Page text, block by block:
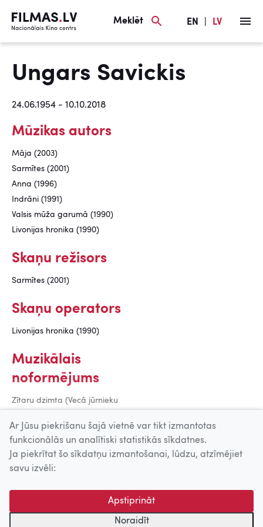
Meklēt EN LV
Ungars Savickis
24.06.1954 - 10.10.2018
Mūzikas autors
Māja (2003)
Sarmītes (2001)
Anna (1996)
Indrāni (1991)
Valsis mūža garumā (1990)
Livonijas hronika (1990)
Skaņu režisors
Sarmītes (2001)
Skaņu operators
Livonijas hronika (1990)
Muzikālais
noformējums
Zītaru dzimta (Vecā jūrnieku
Uz augšu
© 2026 Nacionālais Kino centrs, Kultūras informācijas sistēmu
centrs. Sadarbības partneris: Latvijas Valsts
kinofotofonodokumentu arhīvs.
Ar Jūsu piekrišanu šajā vietnē var tikt izmantotas
funkcionālās un analītiski statistikās sīkdatnes.
Ja piekrītat šo sīkdatņu izmantošanai, lūdzu, atzīmējiet
savu izvēli:
Apstiprināt
Noraidīt